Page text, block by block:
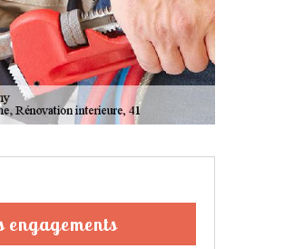
engagements